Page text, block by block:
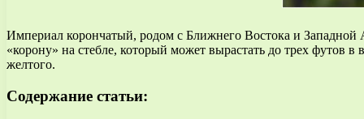
Империал корончатый, родом с Ближнего Востока и Западной
«корону» на стебле, который может вырастать до трех футов
желтого.
Содержание статьи: